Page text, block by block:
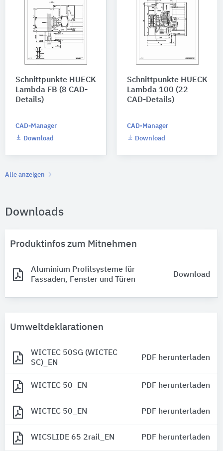
Schnittpunkte HUECK
Lambda FB (8 CAD-
Details)
CAD-Manager
Download
Schnittpunkte HUECK
Lambda 100 (22
CAD-Details)
CAD-Manager
Download
Alle anzeigen
Downloads
Produktinfos zum Mitnehmen
Aluminium Profilsysteme für
Fassaden, Fenster und Türen
Download
Umweltdeklarationen
WICTEC 50SG (WICTEC
SC)_EN
PDF herunterladen
WICTEC 50_EN PDF herunterladen
WICTEC 50_EN PDF herunterladen
WICSLIDE 65 2rail_EN PDF herunterladen